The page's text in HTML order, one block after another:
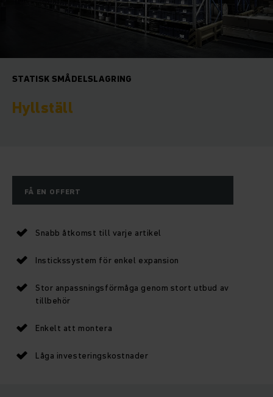
STATISK SMÅDELSLAGRING
Hyllställ
FÅ EN OFFERT
Snabb åtkomst till varje artikel
Instickssystem för enkel expansion
Stor anpassningsförmåga genom stort utbud av
tillbehör
Enkelt att montera
Låga investeringskostnader